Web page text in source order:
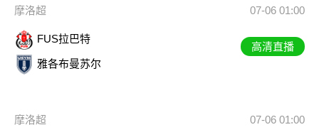
摩洛超 07-06 01:00
FUS拉巴特
雅各布曼苏尔
高清直播
摩洛超 07-06 01:00